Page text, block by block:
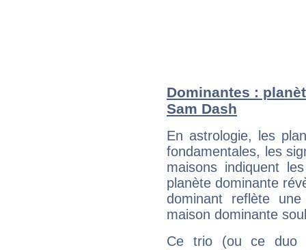
Dominantes :
Sam Dash
En astrologie, les
fondamentales, les
maisons indiquent
planète dominante
dominant reflète
maison dominante
Ce trio (ou ce duo